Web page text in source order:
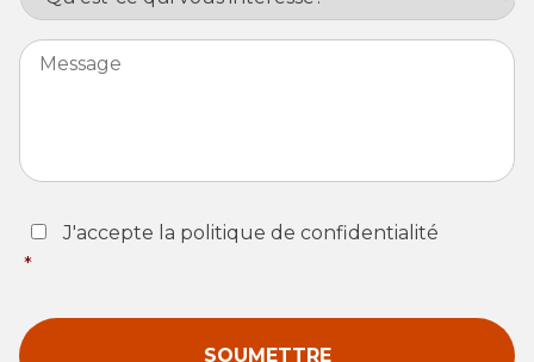
Message
Consent
J'accepte la politique de confidentialité
*